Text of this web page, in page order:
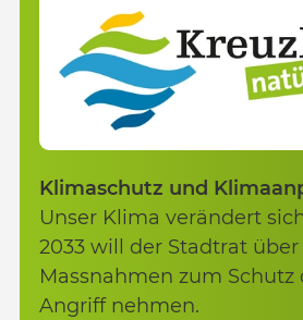
Klimaschutz und
Unser Klima verändert
2033 will der Stadtrat über
Massnahmen zum Schutz
Angriff nehmen.